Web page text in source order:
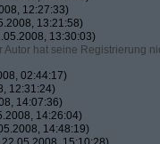
12:27:33)
13:21:58)
13:30:03)
Autor hat seine Registrierung
02:44:17)
12:31:24)
14:07:36)
14:26:04)
14:48:19)